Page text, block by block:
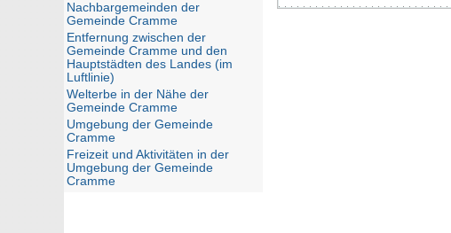
Nachbargemeinden der
Gemeinde Cramme
Entfernung zwischen der
Gemeinde Cramme und den
Hauptstädten des Landes (im
Luftlinie)
Welterbe in der Nähe der
Gemeinde Cramme
Umgebung der Gemeinde
Cramme
Freizeit und Aktivitäten in der
Umgebung der Gemeinde
Cramme